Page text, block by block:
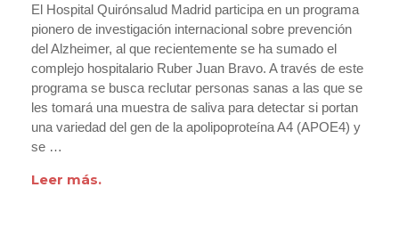
El Hospital Quirónsalud Madrid participa en un programa
pionero de investigación internacional sobre prevención
del Alzheimer, al que recientemente se ha sumado el
complejo hospitalario Ruber Juan Bravo. A través de este
programa se busca reclutar personas sanas a las que se
les tomará una muestra de saliva para detectar si portan
una variedad del gen de la apolipoproteína A4 (APOE4) y
se …
Leer más.